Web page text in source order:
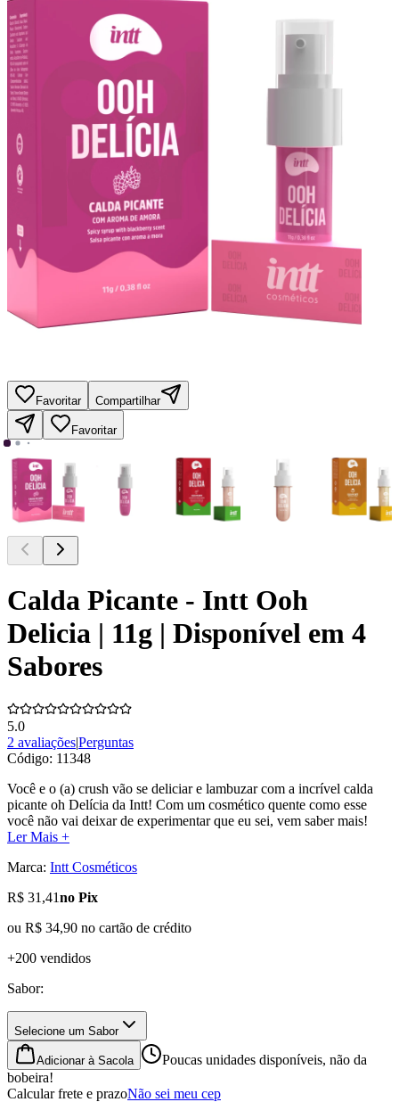
Favoritar Compartilhar
Favoritar
Calda Picante - Intt Ooh
Delicia | 11g | Disponível em 4
Sabores
5.0
2 avaliações|Perguntas
Código: 11348
Você e o (a) crush vão se deliciar e lambuzar com a incrível calda
picante oh Delícia da Intt! Com um cosmético quente como esse
você não vai deixar de experimentar que eu sei, vem saber mais!
Ler Mais +
Marca: Intt Cosméticos
R$ 31,41no Pix
ou R$ 34,90 no cartão de crédito
+200 vendidos
Sabor:
Selecione um Sabor
Adicionar à Sacola
Poucas unidades disponíveis, não da
bobeira!
Calcular frete e prazoNão sei meu cep